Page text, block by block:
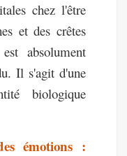
chez l'être
et des crêtes
absolument
Il s'agit d'une
biologique
émotions :